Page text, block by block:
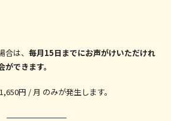
は、 毎月15日までにお声がけいただけれ
できます。
円 / 月 のみが発生します。